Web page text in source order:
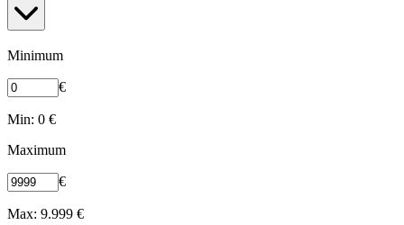
Minimum
€
Min: 0 €
Maximum
€
Max: 9.999 €